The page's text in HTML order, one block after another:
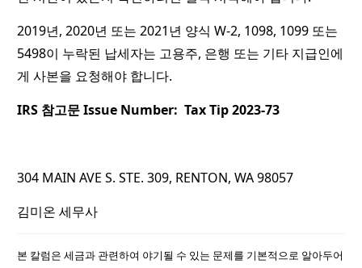
2019년, 2020년 또는 2021년 양식 W-2, 1098, 1099 또는
5498이 누락된 납세자는 고용주, ​​은행 또는 기타 지급인에
게 사본을 요청해야 합니다.
IRS 참고문 Issue Number: Tax Tip 2023-73
304 MAIN AVE S. STE. 309, RENTON, WA 98057
김미온 세무사
본 칼럼은 세금과 관련하여 야기될 수 있는 문제를 기본적으로 알아두어